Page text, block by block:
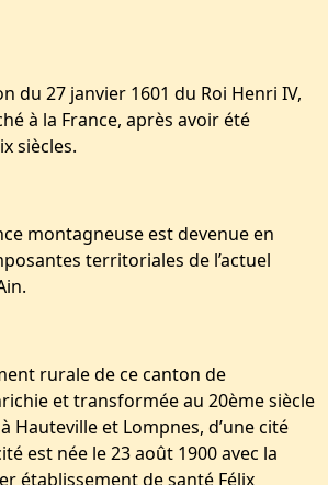
du 27 janvier 1601 du Roi Henri IV,
à la France, après avoir été
siècles.
montagneuse est devenue en
territoriales de l’actuel
rurale de ce canton de
et transformée au 20ème siècle
Hauteville et Lompnes, d’une cité
est née le 23 août 1900 avec la
établissement de santé Félix